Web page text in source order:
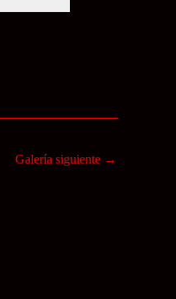
Galería siguiente →